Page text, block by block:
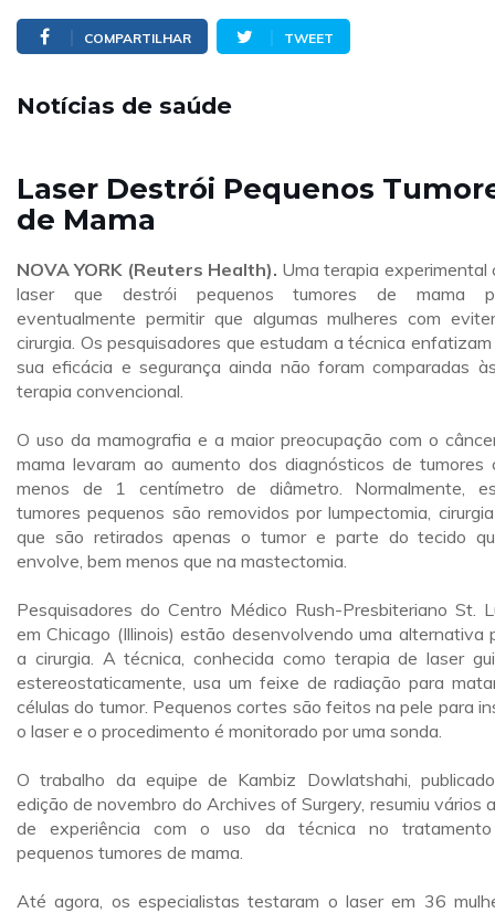
COMPARTILHAR TWEET
Notícias de saúde
Laser Destrói Pequenos
de Mama
NOVA YORK (Reuters Health). Uma terapia experimental
laser que destrói pequenos tumores de mama
eventualmente permitir que algumas mulheres com
cirurgia. Os pesquisadores que estudam a técnica enfatizam
sua eficácia e segurança ainda não foram comparadas
terapia convencional.
O uso da mamografia e a maior preocupação com o
mama levaram ao aumento dos diagnósticos de tumores
menos de 1 centímetro de diâmetro. Normalmente,
tumores pequenos são removidos por lumpectomia,
que são retirados apenas o tumor e parte do tecido
envolve, bem menos que na mastectomia.
Pesquisadores do Centro Médico Rush-Presbiteriano St.
em Chicago (Illinois) estão desenvolvendo uma alternativa
a cirurgia. A técnica, conhecida como terapia de laser
estereostaticamente, usa um feixe de radiação para
células do tumor. Pequenos cortes são feitos na pele para
o laser e o procedimento é monitorado por uma sonda.
O trabalho da equipe de Kambiz Dowlatshahi,
edição de novembro do Archives of Surgery, resumiu vários
de experiência com o uso da técnica no
pequenos tumores de mama.
Até agora, os especialistas testaram o laser em 36